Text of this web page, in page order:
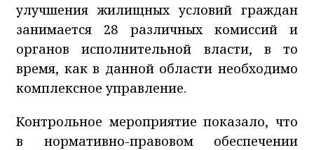
улучшения жилищных условий граждан
занимается 28 различных комиссий и
органов исполнительной власти, в то
время, как в данной области необходимо
комплексное управление.
Контрольное мероприятие показало, что
в нормативно-правовом обеспечении